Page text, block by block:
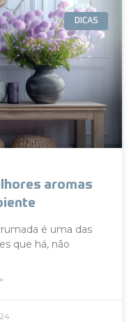
DICAS
aromas
é uma das
que há, não